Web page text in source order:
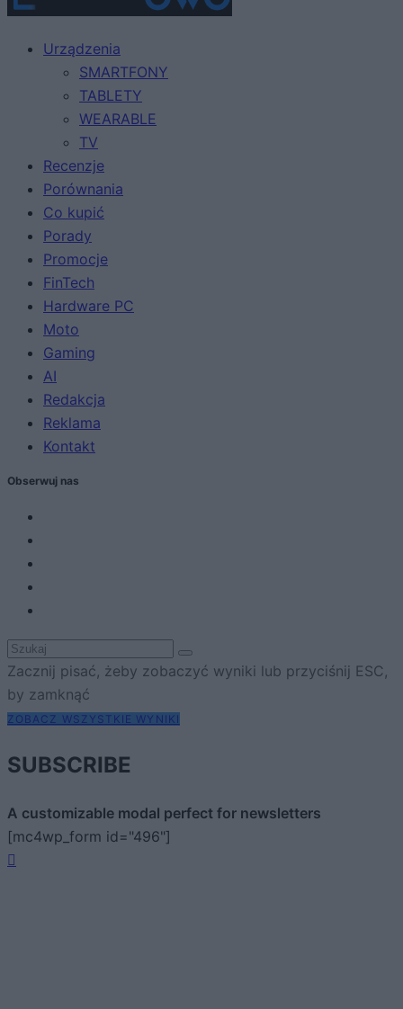
Urządzenia
SMARTFONY
TABLETY
WEARABLE
TV
Recenzje
Porównania
Co kupić
Porady
Promocje
FinTech
Hardware PC
Moto
Gaming
AI
Redakcja
Reklama
Kontakt
Obserwuj nas
Zacznij pisać, żeby zobaczyć wyniki lub przyciśnij ESC,
by zamknąć
ZOBACZ WSZYSTKIE WYNIKI
SUBSCRIBE
A customizable modal perfect for newsletters
[mc4wp_form id="496"]